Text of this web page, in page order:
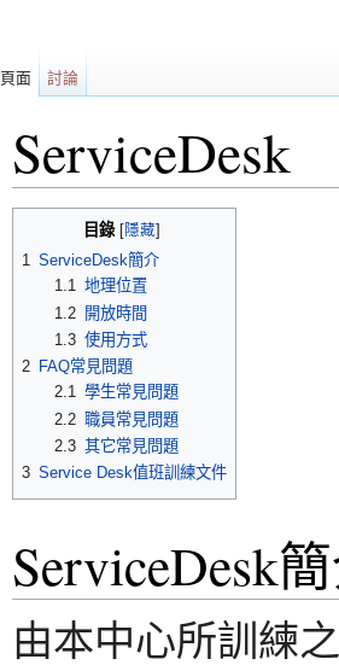
ServiceDesk
目錄[ 隱藏
1 ServiceDesk簡介
1.1 地理位置
1.2
開放時間
1.3 使用方式
2 FAQ常見問題
2.1 學生常見問題
2.2 職員常見問題
2.3 其它常見問題
3 Service Desk值班訓練文件
ServiceDesk
由本中心所訓練
頁面 討論